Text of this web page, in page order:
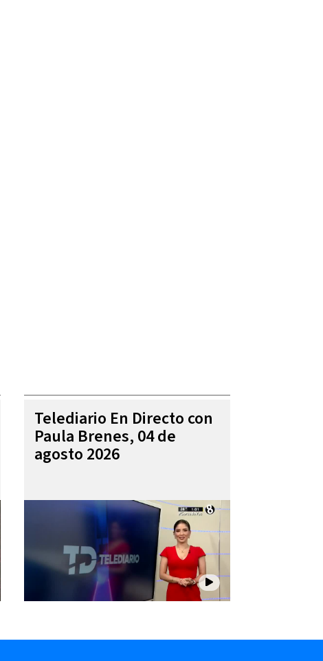
Telediario En Directo con
Paula Brenes, 04 de
agosto 2026